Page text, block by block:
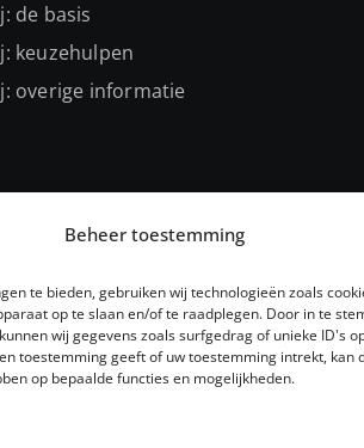
Beheer toestemming
te bieden, gebruiken wij technologieën zoals
op te slaan en/of te raadplegen. Door in te
wij gegevens zoals surfgedrag of unieke ID's
toestemming geeft of uw toestemming intrekt, kan
op bepaalde functies en mogelijkheden.
de basis
keuzehulpen
overige informatie